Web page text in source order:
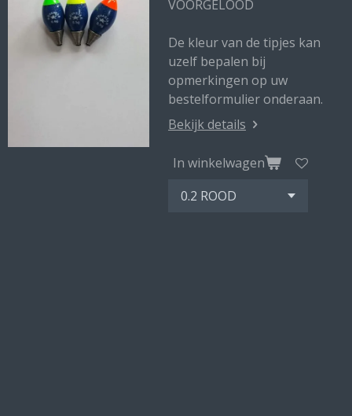
VOORGELOOD
De kleur van de tipjes kan
uzelf bepalen bij
opmerkingen op uw
bestelformulier onderaan.
Bekijk details
In winkelwagen